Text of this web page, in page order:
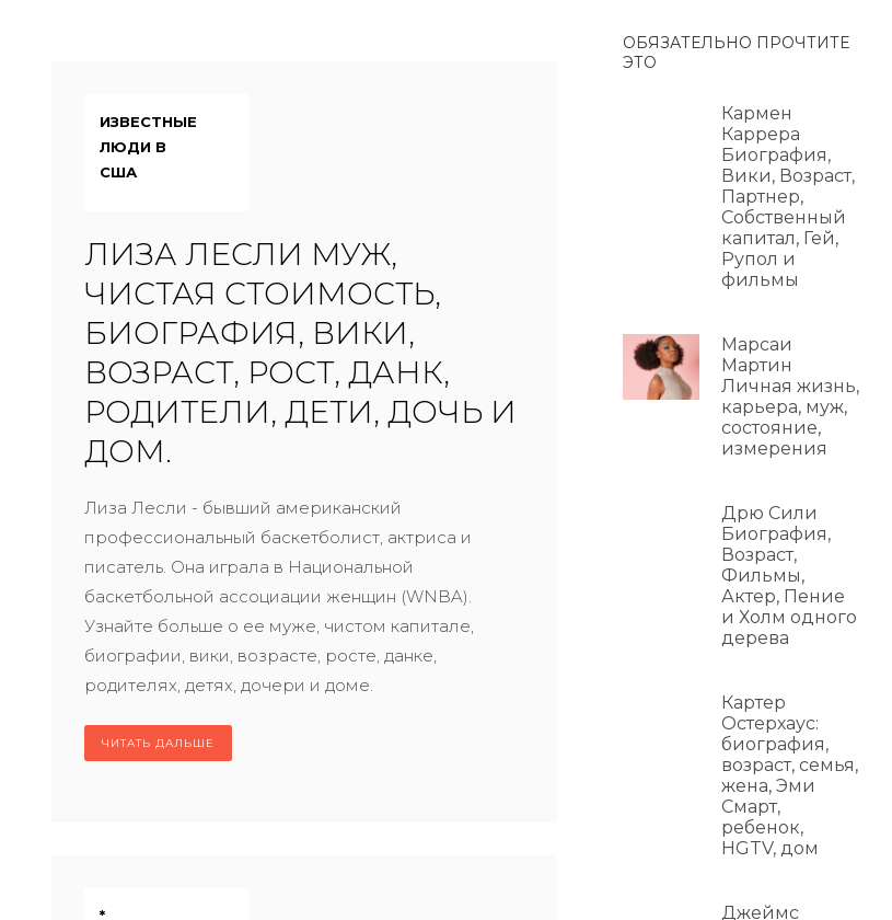
ИЗВЕСТНЫЕ
ЛЮДИ В
США
ЛИЗА ЛЕСЛИ МУЖ,
ЧИСТАЯ СТОИМОСТЬ,
БИОГРАФИЯ, ВИКИ,
ВОЗРАСТ, РОСТ, ДАНК,
РОДИТЕЛИ, ДЕТИ, ДОЧЬ И
ДОМ.
Лиза Лесли - бывший американский
профессиональный баскетболист, актриса и
писатель. Она играла в Национальной
баскетбольной ассоциации женщин (WNBA).
Узнайте больше о ее муже, чистом капитале,
биографии, вики, возрасте, росте, данке,
родителях, детях, дочери и доме.
ЧИТАТЬ ДАЛЬШЕ
*
ОБЯЗАТЕЛЬНО ПРОЧТИТЕ
ЭТО
Кармен
Каррера
Биография,
Вики, Возраст,
Партнер,
Собственный
капитал, Гей,
Рупол и
фильмы
Марсаи
Мартин
Личная жизнь,
карьера, муж,
состояние,
измерения
Дрю Сили
Биография,
Возраст,
Фильмы,
Актер, Пение
и Холм одного
дерева
Картер
Остерхаус:
биография,
возраст, семья,
жена, Эми
Смарт,
ребенок,
HGTV, дом
Джеймс